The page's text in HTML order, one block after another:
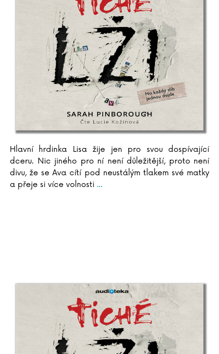
Liou Cch´-sin (1)
Arthur C. Clarke
Pierre Clostermann
Joel H. Cohen
Rowan Coleman
Christian Cornia
Bernard Cornwell
Jane Corryová
Gilles Delphine Cotteová
Matteo Crivellini
Iza Czajková
Karel Čapek
Hynek Čermák
Dana Černá
Miroslav Černý
Zbigniew Dobosz
Zuzana Dodoková
Sonja Donnenwirth
Hans-Günther Döring
Zuzana Dostálová
Silja du Mont
Hlavní hrdinka Lisa žije jen pro svou dospívající
dceru. Nic jiného pro ní není důležitější, proto není
divu, že se Ava cítí pod neustálým tlakem své matky
a přeje si více volnosti ...